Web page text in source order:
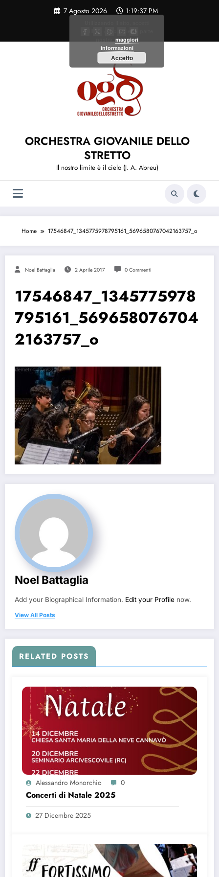
7 Agosto 2026 1:19:37 PM
ORCHESTRA GIOVANILE DELLO
STRETTO
Il nostro limite è il cielo (J. A. Abreu)
Home 17546847_1345775978795161_5696580767042163757_o
Noel Battaglia 2 Aprile 2017 0 Commenti
17546847_1345775978
795161_569658076704
2163757_o
Noel Battaglia
Add your Biographical Information. Edit your Profile now.
View All Posts
RELATED POSTS
Alessandro Monorchio 0
Concerti di Natale 2025
27 Dicembre 2025
l'utilizzo dei cookie da parte
maggiori
informazioni
Accetto